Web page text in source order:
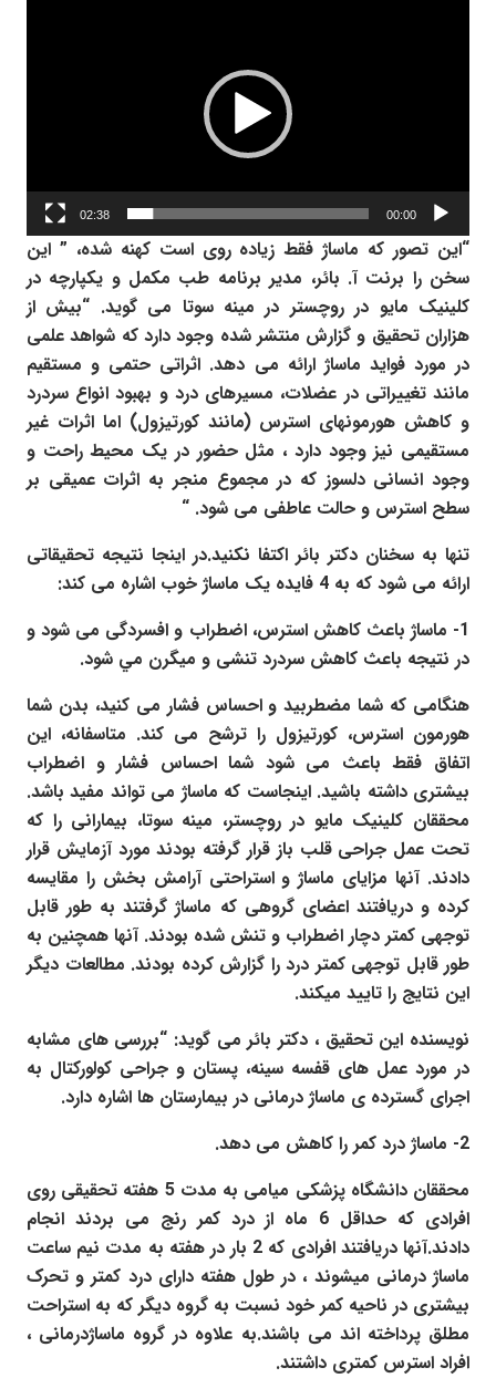
00:00
02:38
“این تصور که ماساژ فقط زیاده روی است کهنه شده، ” این
سخن را برنت آ. بائر، مدیر برنامه طب مکمل و یکپارچه در
کلینیک مایو در روچستر در مینه سوتا می گوید. “بیش از
هزاران تحقیق و گزارش منتشر شده وجود دارد که شواهد علمی
در مورد فواید ماساژ ارائه می دهد. اثراتی حتمی و مستقیم
مانند تغییراتی در عضلات، مسیرهای درد و بهبود انواع سردرد
و کاهش هورمونهای استرس (مانند کورتیزول) اما اثرات غیر
مستقیمی نیز وجود دارد ، مثل حضور در یک محیط راحت و
وجود انسانی دلسوز که در مجموع منجر به اثرات عمیقی بر
سطح استرس و حالت عاطفی می شود. “
تنها به سخنان دکتر بائر اکتفا نکنید.در اینجا نتیجه تحقیقاتی
ارائه می شود که به 4 فایده یک ماساژ خوب اشاره می کند:
1- ماساژ باعث کاهش استرس، اضطراب و افسردگی می شود و
در نتيجه باعث كاهش سردرد تنشى و ميگرن مي شود.
هنگامی که شما مضطربید و احساس فشار می کنید، بدن شما
هورمون استرس، کورتیزول را ترشح می کند. متاسفانه، این
اتفاق فقط باعث می شود شما احساس فشار و اضطراب
بیشتری داشته باشید. اینجاست که ماساژ می تواند مفید باشد.
محققان کلینیک مایو در روچستر، مینه سوتا، بیمارانی را که
تحت عمل جراحی قلب باز قرار گرفته بودند مورد آزمایش قرار
دادند. آنها مزایای ماساژ و استراحتی آرامش بخش را مقایسه
کرده و دریافتند اعضای گروهی که ماساژ گرفتند به طور قابل
توجهی کمتر دچار اضطراب و تنش شده بودند. آنها همچنین به
طور قابل توجهی کمتر درد را گزارش کرده بودند. مطالعات دیگر
این نتایج را تایید میکند.
نویسنده این تحقیق ، دکتر بائر می گوید: “بررسی های مشابه
در مورد عمل های قفسه سینه، پستان و جراحی کولورکتال به
اجرای گسترده ی ماساژ درمانی در بیمارستان ها اشاره دارد.
2- ماساژ درد کمر را کاهش می دهد.
محققان دانشگاه پزشکی میامی به مدت 5 هفته تحقیقی روی
افرادی که حداقل 6 ماه از درد کمر رنج می بردند انجام
دادند.آنها دریافتند افرادی که 2 بار در هفته به مدت نیم ساعت
ماساژ درمانی میشوند ، در طول هفته دارای درد کمتر و تحرک
بیشتری در ناحیه کمر خود نسبت به گروه دیگر که به استراحت
مطلق پرداخته اند می باشند.به علاوه در گروه ماساژدرمانی ،
افراد استرس کمتری داشتند.